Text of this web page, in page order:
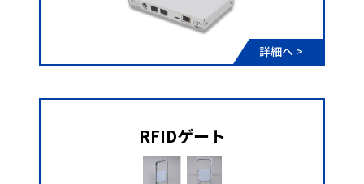
詳細へ >
RFIDゲート